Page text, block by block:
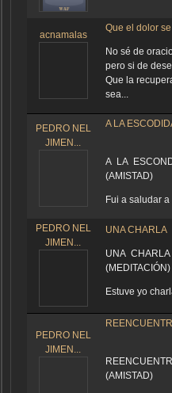
acnamalas
Que el dolor
No sé de
pero si de
Que la
sea...
PEDRO NEL
JIMEN...
A LA
A LA
(AMISTAD)
Fui a saludar
PEDRO NEL
JIMEN...
UNA CHARLA
UNA CHARLA
(MEDITACIÓN)
Estuve yo
PEDRO NEL
JIMEN...
(AMISTAD)